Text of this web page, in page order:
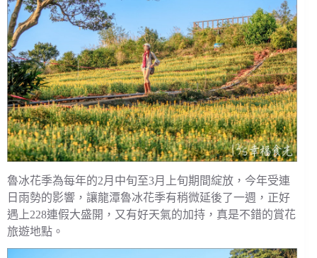
魯冰花季為每年的2月中旬至3月上旬期間綻放，今年受連
日雨勢的影響，讓龍潭魯冰花季有稍微延後了一週，正好
遇上228連假大盛開，又有好天氣的加持，真是不錯的賞花
旅遊地點。